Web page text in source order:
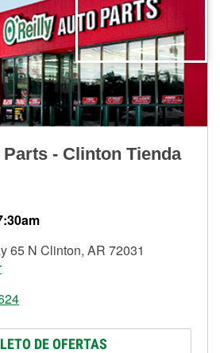
- Clinton Tienda
65 N Clinton, AR 72031
DE OFERTAS